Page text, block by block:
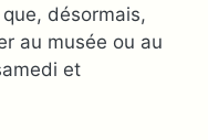
désormais,
au musée ou au
et